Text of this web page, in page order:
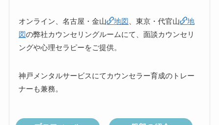
オンライン、名古屋・金山 地図 、東京・代官山
地
図の弊社カウンセリングルームにて、面談カウンセリ
ングや心理セラピーをご提供。
神戸メンタルサービスにてカウンセラー育成のトレー
ナーも兼務。